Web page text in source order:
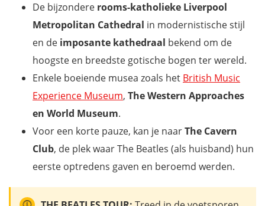
De bijzondere rooms-katholieke Liverpool
Metropolitan Cathedral in modernistische stijl
en de imposante kathedraal bekend om de
hoogste en breedste gotische bogen ter wereld.
Enkele boeiende musea zoals het British Music
Experience Museum, The Western Approaches
en World Museum.
Voor een korte pauze, kan je naarThe Cavern
Club, de plek waar The Beatles (als huisband) hun
eerste optredens gaven en beroemd werden.